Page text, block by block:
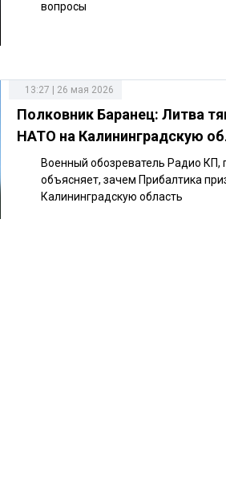
вопросы
13:27 | 26 мая 2026
Полковник Баранец: Литва
НАТО на Калининградскую
Военный обозреватель Радио КП,
объясняет, зачем Прибалтика
Калининградскую область